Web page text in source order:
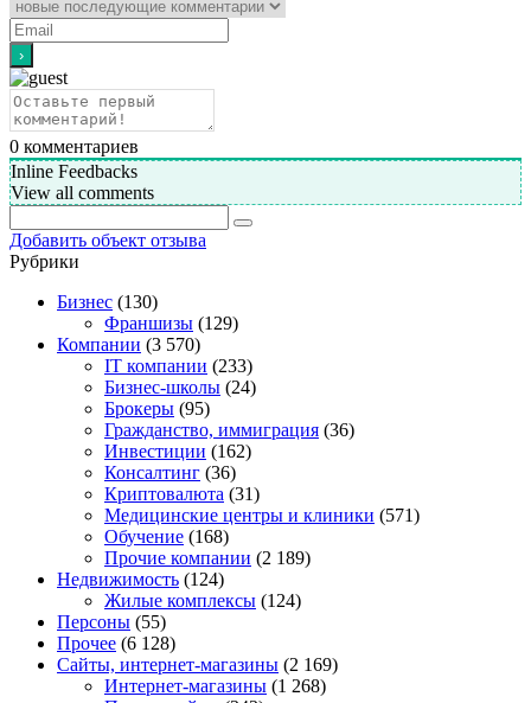
0 комментариев
Inline Feedbacks
View all comments
Добавить объект отзыва
Рубрики
Бизнес (130)
Франшизы (129)
Компании (3 570)
IT компании (233)
Бизнес-школы (24)
Брокеры (95)
Гражданство, иммиграция (36)
Инвестиции (162)
Консалтинг (36)
Криптовалюта (31)
Медицинские центры и клиники (571)
Обучение (168)
Прочие компании (2 189)
Недвижимость (124)
Жилые комплексы (124)
Персоны (55)
Прочее (6 128)
Сайты, интернет-магазины (2 169)
Интернет-магазины (1 268)